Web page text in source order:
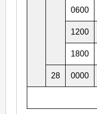
0600
1200
1800
28 0000